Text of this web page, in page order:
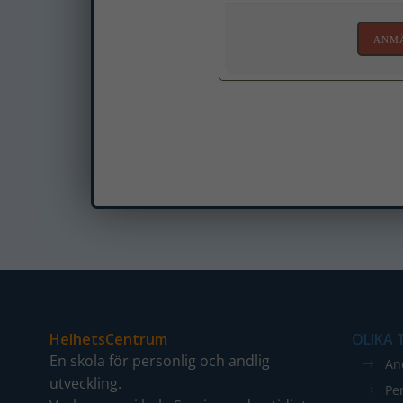
HelhetsCentrum
En skola för personlig och andlig
utveckling.
OLIKA